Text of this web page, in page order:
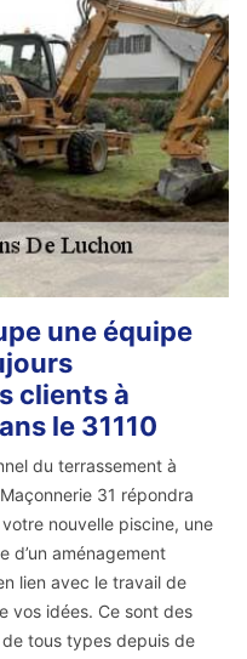
une équipe
clients à
le 31110
du terrassement à
31 répondra
nouvelle piscine, une
d’un aménagement
lien avec le travail de
vos idées. Ce sont des
tous types depuis de